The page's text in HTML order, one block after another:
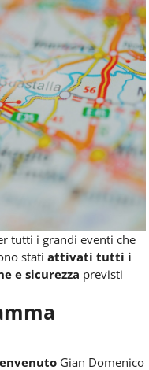
tutti i grandi eventi che
stati attivati tutti i
e sicurezza previsti
Gian Domenico